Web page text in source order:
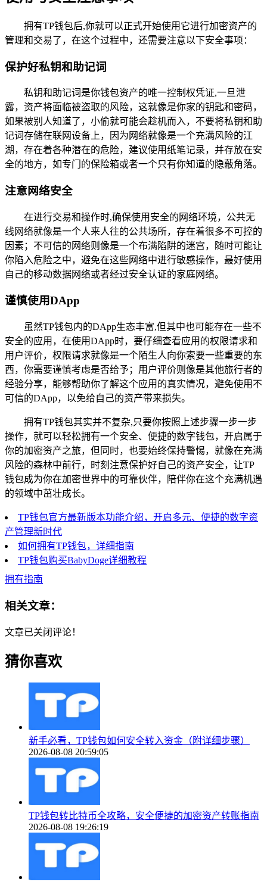
拥有TP钱包后,你就可以正式开始使用它进行加密资产的
管理和交易了，在这个过程中，还需要注意以下安全事项：
保护好私钥和助记词
私钥和助记词是你钱包资产的唯一控制权凭证,一旦泄
露，资产将面临被盗取的风险，这就像是你家的钥匙和密码，
如果被别人知道了，小偷就可能会趁机而入，不要将私钥和助
记词存储在联网设备上，因为网络就像是一个充满风险的江
湖，存在着各种潜在的危险，建议使用纸笔记录，并存放在安
全的地方，如专门的保险箱或者一个只有你知道的隐蔽角落。
注意网络安全
在进行交易和操作时,确保使用安全的网络环境，公共无
线网络就像是一个人来人往的公共场所，存在着很多不可控的
因素；不可信的网络则像是一个布满陷阱的迷宫，随时可能让
你陷入危险之中，避免在这些网络中进行敏感操作，最好使用
自己的移动数据网络或者经过安全认证的家庭网络。
谨慎使用DApp
虽然TP钱包内的DApp生态丰富,但其中也可能存在一些不
安全的应用，在使用DApp时，要仔细查看应用的权限请求和
用户评价，权限请求就像是一个陌生人向你索要一些重要的东
西，你需要谨慎考虑是否给予；用户评价则像是其他旅行者的
经验分享，能够帮助你了解这个应用的真实情况，避免使用不
可信的DApp，以免给自己的资产带来损失。
拥有TP钱包其实并不复杂,只要你按照上述步骤一步一步
操作，就可以轻松拥有一个安全、便捷的数字钱包，开启属于
你的加密资产之旅，但同时，也要始终保持警惕，就像在充满
风险的森林中前行，时刻注意保护好自己的资产安全，让TP
钱包成为你在加密世界中的可靠伙伴，陪伴你在这个充满机遇
的领域中茁壮成长。
TP钱包官方最新版本功能介绍，开启多元、便捷的数字资
产管理新时代
如何拥有TP钱包，详细指南
TP钱包购买BabyDoge详细教程
拥有指南
相关文章：
文章已关闭评论！
猜你喜欢
新手必看，TP钱包如何安全转入资金（附详细步骤）
2026-08-08 20:59:05
TP钱包转比特币全攻略，安全便捷的加密资产转账指南
2026-08-08 19:26:19